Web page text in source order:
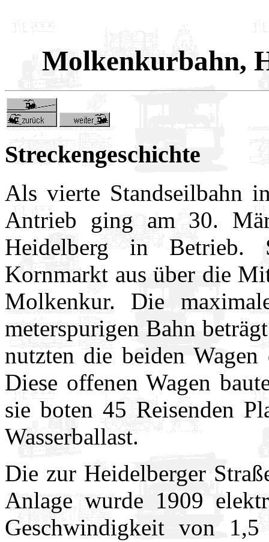
Molkenkurbahn,
Streckengeschichte
Als vierte Standseilbahn
Antrieb ging am 30.
Heidelberg in
Kornmarkt aus über die
Molkenkur. Die
meterspurigen Bahn
nutzten die beiden
Diese offenen Wagen
sie boten 45 Reisenden
Wasserballast.
Die zur Heidelberger
Anlage wurde 1909
Geschwindigkeit von